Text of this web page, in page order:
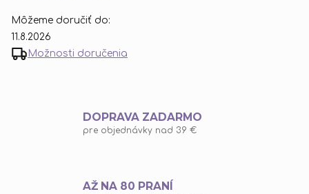
Môžeme doručiť do:
11.8.2026
Možnosti doručenia
DOPRAVA ZADARMO
pre objednávky nad 39 €
AŽ NA 80 PRANÍ